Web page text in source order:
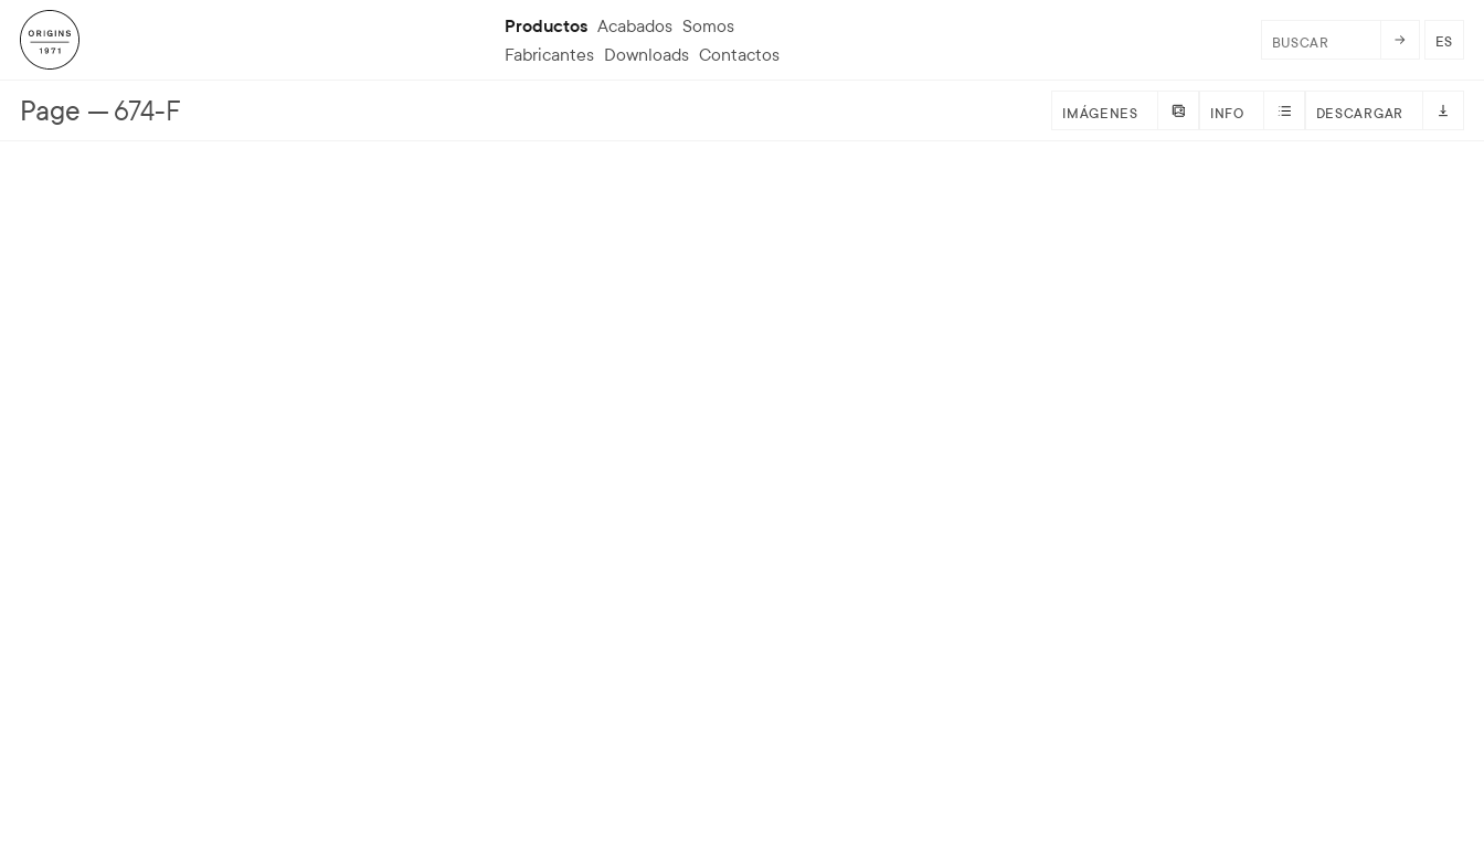
Productos Acabados Somos
Fabricantes Downloads Contactos
ES
Page 674-F IMÁGENES INFO DESCARGAR